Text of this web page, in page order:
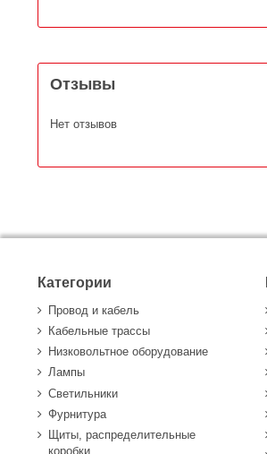
Отзывы
Нет отзывов
Категории
Провод и кабель
Кабельные трассы
Низковольтное оборудование
Лампы
Светильники
Фурнитура
Щиты, распределительные
коробки